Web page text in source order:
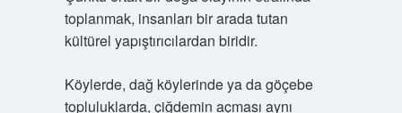
toplanmak, insanları bir arada tutan
kültürel yapıştırıcılardan biridir.
Köylerde, dağ köylerinde ya da göçebe
topluluklarda, çiğdemin açması aynı